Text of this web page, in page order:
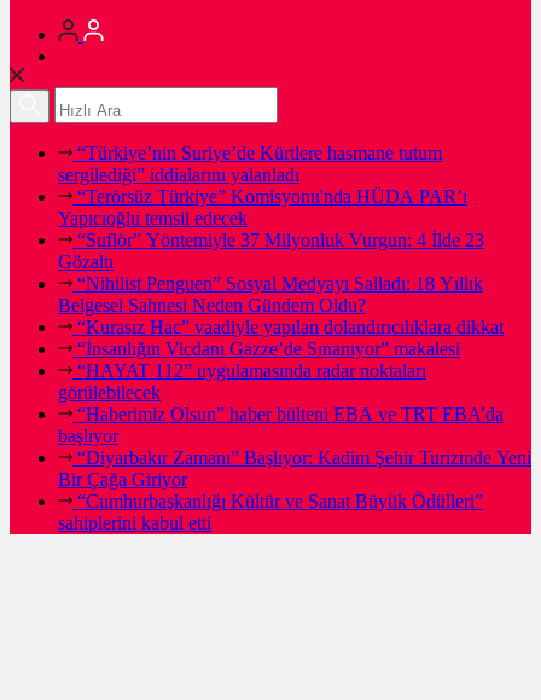
sergilediği” iddialarını yalanladı
Yapıcıoğlu temsil edecek
Gözaltı
Belgesel Sahnesi Neden Gündem Oldu?
“Kurasız Hac” vaadiyle yapılan dolandırıcılıklara dikkat
“İnsanlığın Vicdanı Gazze’de Sınanıyor” makalesi
görülebilecek
başlıyor
Bir Çağa Giriyor
sahiplerini kabul etti